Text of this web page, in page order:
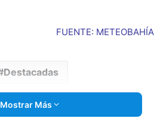
FUENTE: METEOBAHÍA
Destacadas
Mostrar Más